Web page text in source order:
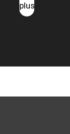
plus